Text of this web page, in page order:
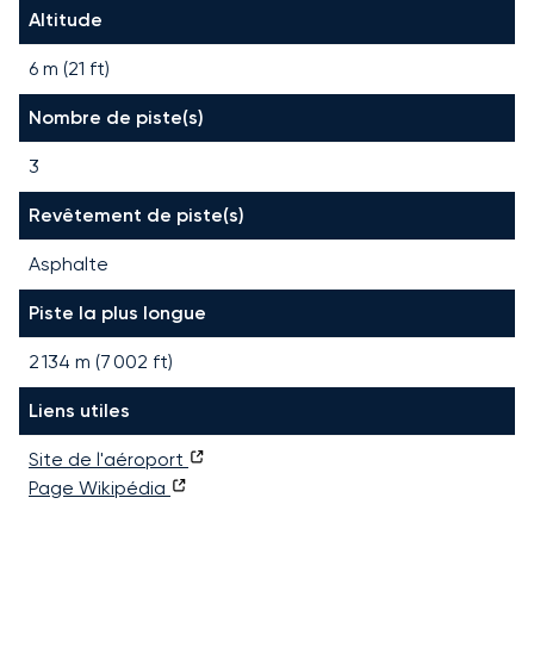
Altitude
6 m (21 ft)
Nombre de piste(s)
3
Revêtement de piste(s)
Asphalte
Piste la plus longue
2 134 m (7 002 ft)
Liens utiles
Site de l'aéroport
Page Wikipédia